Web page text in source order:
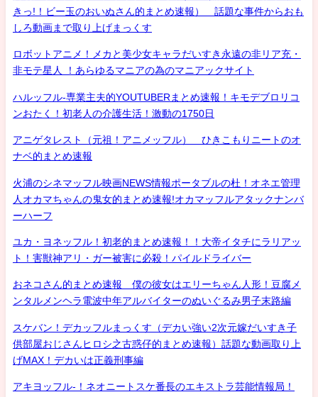
きっ!！ビー玉のおいぬさん的まとめ速報） 話題な事件からおも
しろ動画まで取り上げまっくす
ロボットアニメ！メカと美少女キャラだいすき永遠の非リア充・
非モテ星人 ！あらゆるマニアの為のマニアックサイト
ハルッフル-専業主夫的YOUTUBERまとめ速報！キモデブロリコ
ンおたく！初老人の介護生活！激動の1750日
アニゲタレスト（元祖！アニメッフル） ひきこもりニートのオ
ナベ的まとめ速報
火浦のシネマッフル映画NEWS情報ポータブルの杜！オネエ管理
人オカマちゃんの鬼女的まとめ速報!オカマッフルアタックナンバ
ーハーフ
ユカ・ヨネッフル！初老的まとめ速報！！大帝イタチにラリアッ
ト！害獣神アリ・ガー被害に必殺！パイルドライバー
おネコさん的まとめ速報 僕の彼女はエリーちゃん人形！豆腐メ
ンタルメンヘラ電波中年アルバイターのぬいぐるみ男子末路編
スケバン！デカッフルまっくす（デカい強い2次元嫁だいすき子
供部屋おじさんヒロシ之古惑仔的まとめ速報）話題な動画取り上
げMAX！デカいは正義刑事編
アキヨッフル-！ネオニートスケ番長のエキストラ芸能情報局！